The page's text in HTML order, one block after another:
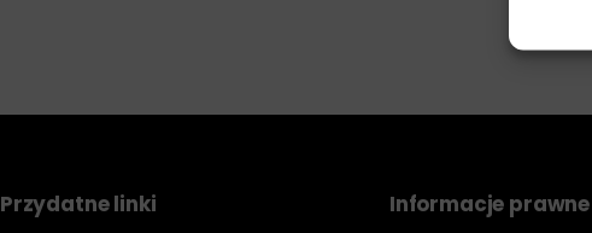
Przydatne linki Informacje prawne